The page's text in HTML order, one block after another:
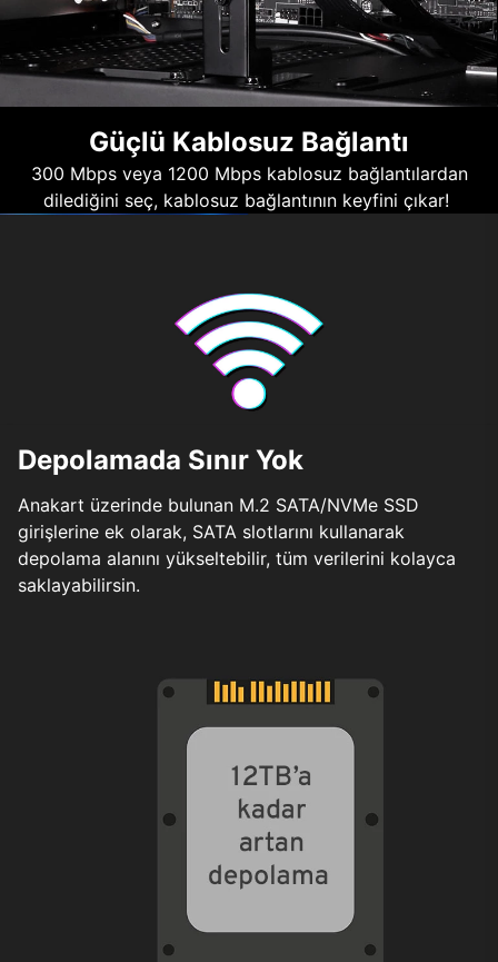
Güçlü Kablosuz Bağlantı
300 Mbps veya 1200 Mbps kablosuz bağlantılardan
dilediğini seç, kablosuz bağlantının keyfini çıkar!
Depolamada Sınır Yok
Anakart üzerinde bulunan M.2 SATA/NVMe SSD
girişlerine ek olarak, SATA slotlarını kullanarak
depolama alanını yükseltebilir, tüm verilerini kolayca
saklayabilirsin.